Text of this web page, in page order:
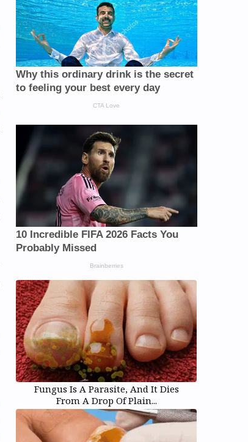
Fungus Is A Parasite, And It Dies
From A Drop Of Plain...